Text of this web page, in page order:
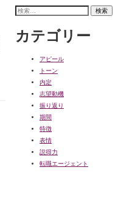
検
カテゴリー
アピール
トーン
内定
志望動機
振り返り
期間
特徴
表情
説得力
転職エージェント